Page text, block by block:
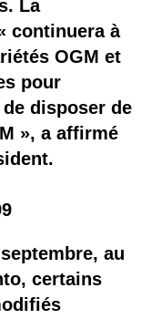
La
continuera à
OGM et
pour
disposer de
», a affirmé
au
certains